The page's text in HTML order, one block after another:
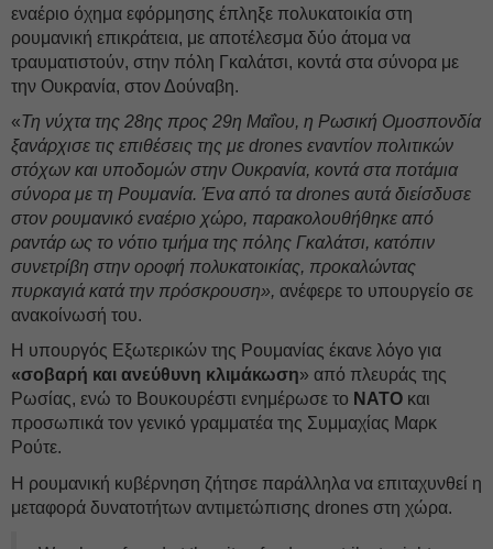
εναέριο όχημα εφόρμησης έπληξε πολυκατοικία στη
ρουμανική επικράτεια, με αποτέλεσμα δύο άτομα να
τραυματιστούν, στην πόλη Γκαλάτσι, κοντά στα σύνορα με
την Ουκρανία, στον Δούναβη.
«Τη νύχτα της 28ης προς 29η Μαΐου, η Ρωσική Ομοσπονδία
ξανάρχισε τις επιθέσεις της με drones εναντίον πολιτικών
στόχων και υποδομών στην Ουκρανία, κοντά στα ποτάμια
σύνορα με τη Ρουμανία. Ένα από τα drones αυτά διείσδυσε
στον ρουμανικό εναέριο χώρο, παρακολουθήθηκε από
ραντάρ ως το νότιο τμήμα της πόλης Γκαλάτσι, κατόπιν
συνετρίβη στην οροφή πολυκατοικίας, προκαλώντας
πυρκαγιά κατά την πρόσκρουση», ανέφερε το υπουργείο σε
ανακοίνωσή του.
Η υπουργός Εξωτερικών της Ρουμανίας έκανε λόγο για
«σοβαρή και ανεύθυνη κλιμάκωση» από πλευράς της
Ρωσίας, ενώ το Βουκουρέστι ενημέρωσε το ΝΑΤΟ και
προσωπικά τον γενικό γραμματέα της Συμμαχίας Μαρκ
Ρούτε.
Η ρουμανική κυβέρνηση ζήτησε παράλληλα να επιταχυνθεί η
μεταφορά δυνατοτήτων αντιμετώπισης drones στη χώρα.